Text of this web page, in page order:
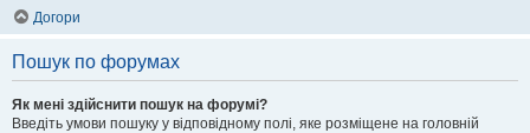
Догори
Пошук по форумах
Як мені здійснити пошук на форумі?
Введіть умови пошуку у відповідному полі, яке розміщене на головній